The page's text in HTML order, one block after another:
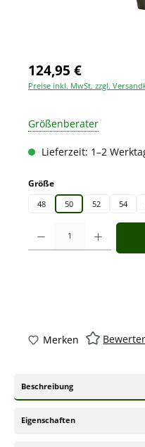
124,95 €
Preise inkl. MwSt. zzgl.
Größenberater
Lieferzeit: 1–2
Größeauswählen
48 50 52 54
Produkt Anzahl: Gib den
Merken
Beschreibung
Eigenschaften